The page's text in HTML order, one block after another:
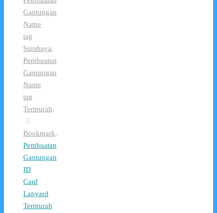
Gantungan
Name
tag
Surabaya,
Pembuatan
Gantungan
Name
tag
Termurah.
Bookmark.
Pembuatan
Gantungan
ID
Card
Lanyard
Termurah